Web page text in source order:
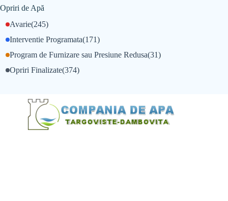
Opriri de Apă
Avarie(245)
Interventie Programata(171)
Opriri Finalizate(374)
Program de Furnizare sau Presiune Redusa(31)